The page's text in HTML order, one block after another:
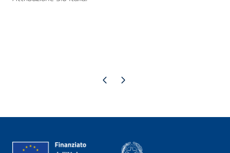
Pagina precedente
Pagina successiva